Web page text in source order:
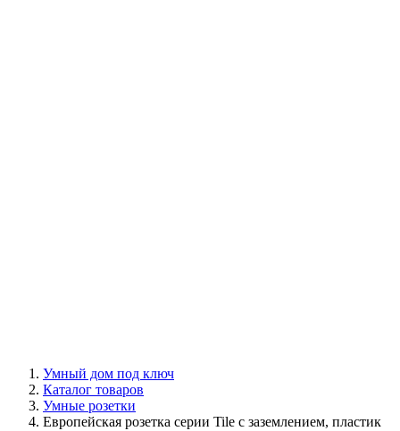
Умный дом под ключ
Каталог товаров
Умные розетки
Европейская розетка серии Tile с заземлением, пластик